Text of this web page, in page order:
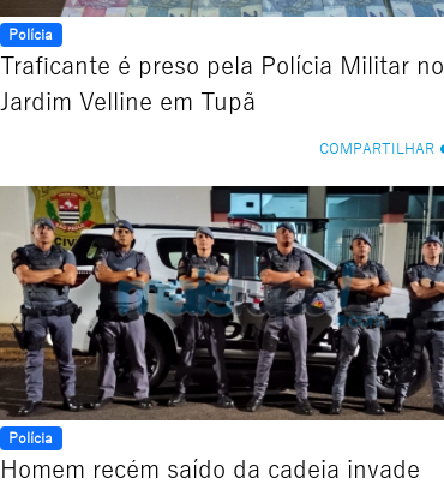
Polícia
Traficante é preso pela Polícia Militar no
Jardim Velline em Tupã
COMPARTILHAR
Polícia
Homem recém saído da cadeia invade